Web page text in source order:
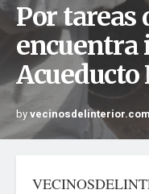
Por tareas
encuentra
Acueducto
byvecinosdelinterior.com